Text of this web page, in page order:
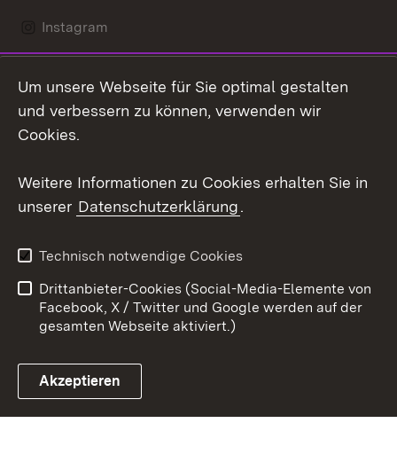
Instagram
Mastodon
Youtube
Link zum Landesportal
Kontakt
Datenschutz
Barrierefreiheit
Impressum Cookies
Um unsere Webseite für Sie optimal gestalten
und verbessern zu können, verwenden wir
Cookies.
Weitere Informationen zu Cookies erhalten Sie in
unserer Datenschutzerklärung.
Technisch notwendige Cookies
Drittanbieter-Cookies (Social-Media-Elemente von
Facebook, X / Twitter und Google werden auf der
gesamten Webseite aktiviert.)
Akzeptieren